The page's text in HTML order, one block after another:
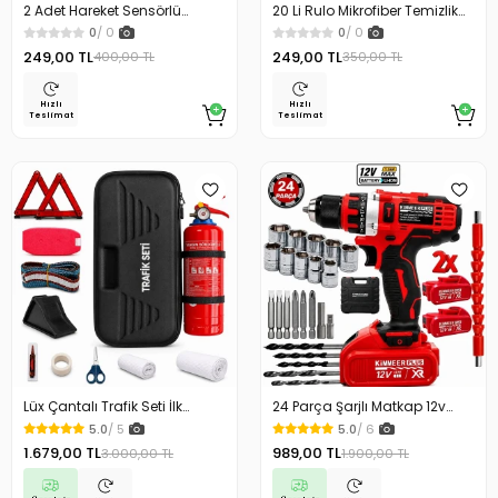
2 Adet Hareket Sensörlü
Lamba Merdiven Dolap
Çalışma Masası Mutfak
Lambası Şarjlı Usb Led
Lamba Beyaz
0/ 0
249,00 TL400,00 TL
Hızlı
Teslimat
20 Li Rulo Mikrofiber Temizlik
Bezi 25x25 cm Çok Amaçlı
Kopart Kullan Kaliteli
0/ 0
249,00 TL350,00 TL
Hızlı
Teslimat
Lüx Çantalı Trafik Seti İlk
Yardım Seti 1 Kg Yangın
Söndürme Tüplü Tüvtürk
Uyumlu
5.0/ 5
1.679,00 TL3.000,00 TL
24 Parça Şarjlı Matkap 12v
Çelik Mandrenli Çift Akülü
Vidalama Matkap Seti
5.0/ 6
989,00 TL1.900,00 TL